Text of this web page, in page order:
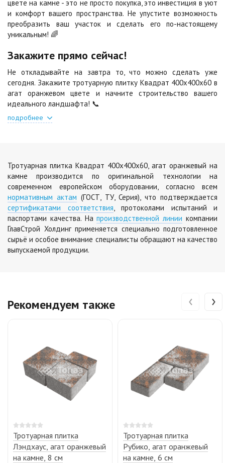
Шафран
Цена по запросу
Янтарь
Цена по запросу
цвете на камне - это не просто покупка, это инвестиция в уют
и комфорт вашего пространства. Не упустите возможность
преобразить ваш участок и сделать его по-настоящему
уникальным! 🌈
Закажите прямо сейчас!
Не откладывайте на завтра то, что можно сделать уже
сегодня. Закажите тротуарную плитку Квадрат 400х400х60 в
агат оранжевом цвете и начните строительство вашего
идеального ландшафта! 📞
подробнее
Тротуарная плитка Квадрат 400х400х60, агат оранжевый на
камне производится по оригинальной технологии на
современном европейском оборудовании, согласно всем
нормативным актам (ГОСТ, ТУ, Серия), что подтверждается
сертификатами соответствия , протоколами испытаний и
паспортами качества. Напроизводственной линии компании
ГлавСтрой Холдинг применяется специально подготовленное
сырьё и особое внимание специалисты обращают на качество
выпускаемой продукции.
Рекомендуем также
Тротуарная плитка
Лэндхаус, агат оранжевый
на камне, 8 см
Тротуарная плитка
Рубико, агат оранжевый
на камне, 6 см
‹ ›